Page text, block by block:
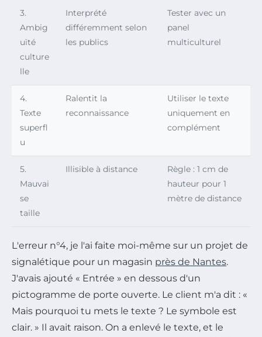
3.
Ambig
uïté
culture
lle
Interprété
différemment selon
les publics
Tester avec un
panel
multiculturel
4.
Texte
superfl
u
Ralentit la
reconnaissance
Utiliser le texte
uniquement en
complément
5.
Mauvai
se
taille
Illisible à distance
Règle : 1 cm de
hauteur pour 1
mètre de distance
L'erreur n°4, je l'ai faite moi-même sur un projet de
signalétique pour un magasin près de Nantes.
J'avais ajouté « Entrée » en dessous d'un
pictogramme de porte ouverte. Le client m'a dit : «
Mais pourquoi tu mets le texte ? Le symbole est
clair. » Il avait raison. On a enlevé le texte, et le